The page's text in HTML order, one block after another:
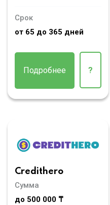
Срок
от 65 до 365 дней
Подробнее ?
Credithero
Сумма
до 500 000 ₸